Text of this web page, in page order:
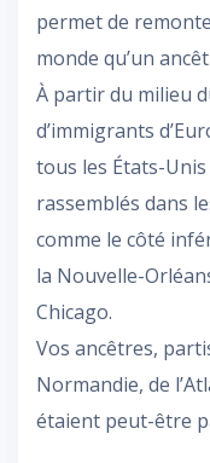
permet de
monde qu’un
À partir du milieu
d’immigrants
tous les États-
rassemblés dans
comme le côté
la Nouvelle-
Chicago.
Vos ancêtres,
Normandie, de
étaient peut-être